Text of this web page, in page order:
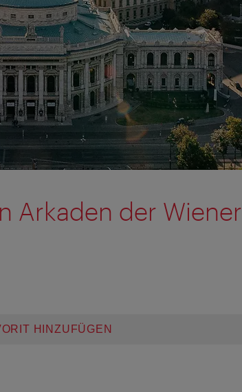
Arkaden der Wiener
HINZUFÜGEN